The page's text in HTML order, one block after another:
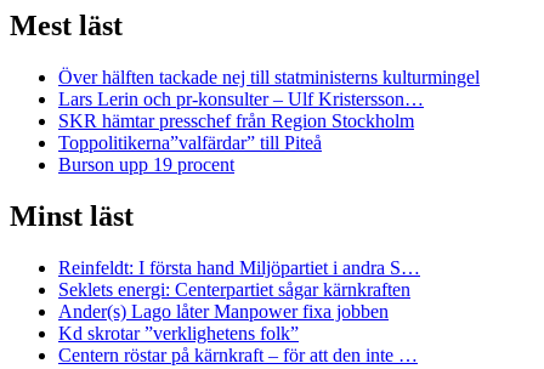
Mest läst
Över hälften tackade nej till statministerns kulturmingel
Lars Lerin och pr-konsulter – Ulf Kristersson…
SKR hämtar presschef från Region Stockholm
Toppolitikerna”valfärdar” till Piteå
Burson upp 19 procent
Minst läst
Reinfeldt: I första hand Miljöpartiet i andra S…
Seklets energi: Centerpartiet sågar kärnkraften
Ander(s) Lago låter Manpower fixa jobben
Kd skrotar ”verklighetens folk”
Centern röstar på kärnkraft – för att den inte …